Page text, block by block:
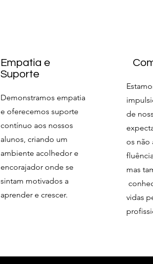
Empatia e
Suporte
Demonstramos empatia
e oferecemos suporte
contínuo aos nossos
alunos, criando um
ambiente acolhedor e
encorajador onde se
sintam motivados a
aprender e crescer.
de
os não
mas
vidas